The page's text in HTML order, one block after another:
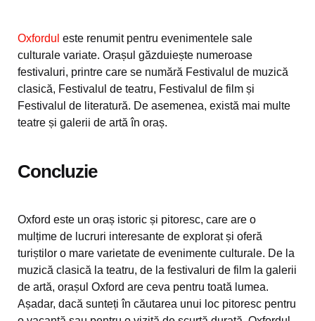
Oxfordul este renumit pentru evenimentele sale
culturale variate. Orașul găzduiește numeroase
festivaluri, printre care se numără Festivalul de muzică
clasică, Festivalul de teatru, Festivalul de film și
Festivalul de literatură. De asemenea, există mai multe
teatre și galerii de artă în oraș.
Concluzie
Oxford este un oraș istoric și pitoresc, care are o
mulțime de lucruri interesante de explorat și oferă
turiștilor o mare varietate de evenimente culturale. De la
muzică clasică la teatru, de la festivaluri de film la galerii
de artă, orașul Oxford are ceva pentru toată lumea.
Așadar, dacă sunteți în căutarea unui loc pitoresc pentru